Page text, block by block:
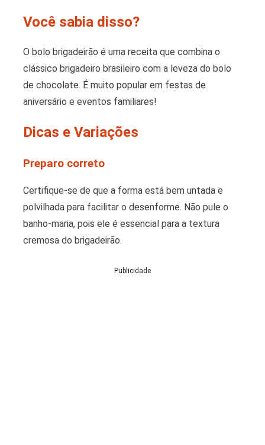
Você sabia disso?
O bolo brigadeirão é uma receita que combina o
clássico brigadeiro brasileiro com a leveza do bolo
de chocolate. É muito popular em festas de
aniversário e eventos familiares!
Dicas e Variações
Preparo correto
Certifique-se de que a forma está bem untada e
polvilhada para facilitar o desenforme. Não pule o
banho-maria, pois ele é essencial para a textura
cremosa do brigadeirão.
Publicidade